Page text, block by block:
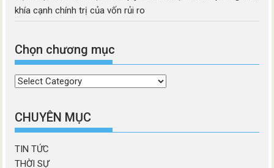
khía cạnh chính trị của vốn rủi ro
Chọn chương mục
Chọn
mục
CHUYÊN MỤC
TIN TỨC
THỜI SỰ